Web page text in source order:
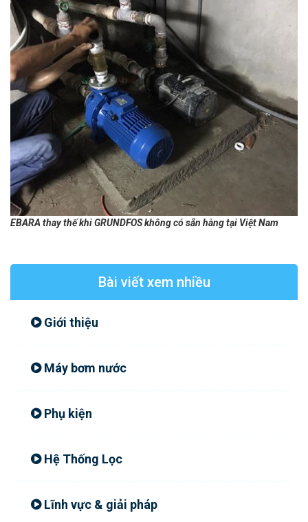
EBARA thay thế khi GRUNDFOS không có sẵn hàng tại Việt Nam
Bài viết xem nhiều
Giới thiệu
Máy bơm nước
Phụ kiện
Hệ Thống Lọc
Lĩnh vực & giải pháp